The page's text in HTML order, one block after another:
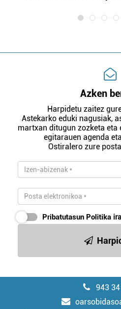
Azken
Harpidetu zaitez
Astekarko eduki nagusiak,
martxan ditugun zozketa eta
egitarauen agenda
Ostiralero zure
Pribatutasun Politika
943